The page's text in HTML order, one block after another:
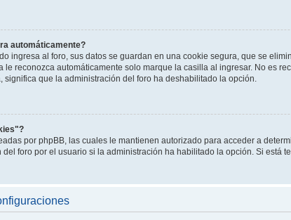
automáticamente?
ingresa al foro, sus datos se guardan en una cookie segura, que se
le reconozca automáticamente solo marque la casilla al ingresar. No es
significa que la administración del foro ha deshabilitado la opción.
por phpBB, las cuales le mantienen autorizado para acceder a
foro por el usuario si la administración ha habilitado la opción. Si está